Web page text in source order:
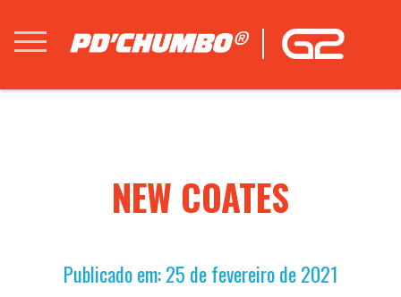
NEW COATES
Publicado em: 25 de fevereiro de 2021